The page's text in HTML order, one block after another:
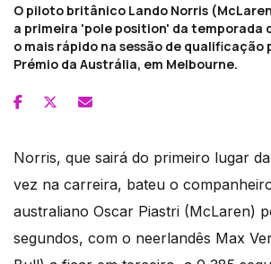
O piloto britânico Lando Norris
a primeira 'pole position' da temporada
o mais rápido na sessão de qualificação
Prémio da Austrália, em Melbourne.
Norris, que sairá do primeiro lugar
vez na carreira, bateu o
australiano Oscar Piastri (McLaren)
segundos, com o neerlandês Max